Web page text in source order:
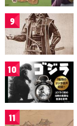
9
10
11